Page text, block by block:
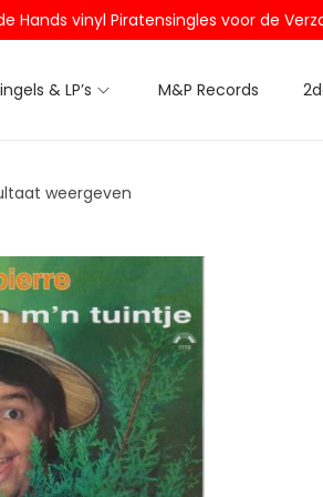
Hands vinyl Piratensingles voor de
& LP’s M&P Records
weergeven